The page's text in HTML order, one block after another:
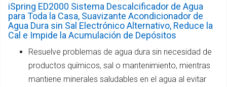
iSpring ED2000 Sistema Descalcificador de Agua
para Toda la Casa, Suavizante Acondicionador de
Agua Dura sin Sal Electrónico Alternativo, Reduce la
Cal e Impide la Acumulación de Depósitos
Resuelve problemas de agua dura sin necesidad de
productos químicos, sal o mantenimiento, mientras
mantiene minerales saludables en el agua al evitar